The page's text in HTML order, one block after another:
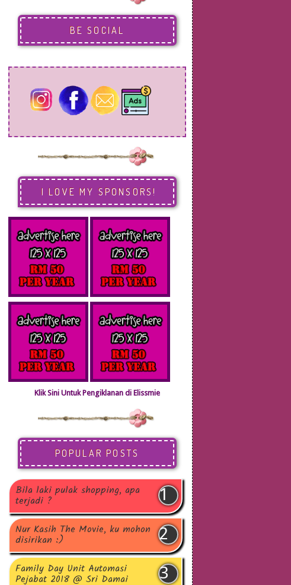
BE SOCIAL
I LOVE MY SPONSORS!
Klik Sini Untuk Pengiklanan di Elissmie
POPULAR POSTS
Bila laki pulak shopping, apa
terjadi ?
Nur Kasih The Movie, ku mohon
disirikan :)
Family Day Unit Automasi
Pejabat 2018 @ Sri Damai